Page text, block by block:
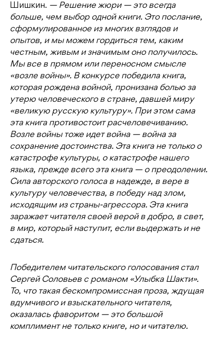
Шишкин. — Решение жюри — это всегда
больше, чем выбор одной книги. Это послание,
сформулированное из многих взглядов и
опытов, и мы можем гордиться тем, каким
честным, живым и значимым оно получилось.
Мы все в прямом или переносном смысле
«возле войны». В конкурсе победила книга,
которая рождена войной, пронизана болью за
утерю человеческого в стране, давшей миру
«великую русскую культуру». При этом сама
эта книга противостоит расчеловечиванию.
Возле войны тоже идет война — война за
сохранение достоинства. Эта книга не только о
катастрофе культуры, о катастрофе нашего
языка, прежде всего эта книга — о преодолении.
Сила авторского голоса в надежде, в вере в
культуру человечества, в победу над злом,
исходящим из страны-агрессора. Эта книга
заражает читателя своей верой в добро, в свет,
в мир, который наступит, если выдержать и не
сдаться.
Победителем читательского голосования стал
Сергей Соловьев с романом «Улыбка Шакти».
То, что такая бескомпромиссная проза, ждущая
вдумчивого и взыскательного читателя,
оказалась фаворитом — это большой
комплимент не только книге, но и читателю.